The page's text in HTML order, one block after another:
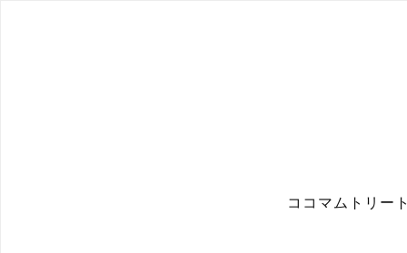
ココマムトリー